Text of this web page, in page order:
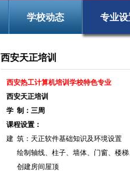
学校动态 专业
西安天正培训
西安热工计算机培训学校特色专业
西安天正培训
学 制：三周
课程设置：
建 筑： 天正软件基础知识及环境设置
绘制轴线、柱子、墙体、门窗、楼梯
创建房间屋顶